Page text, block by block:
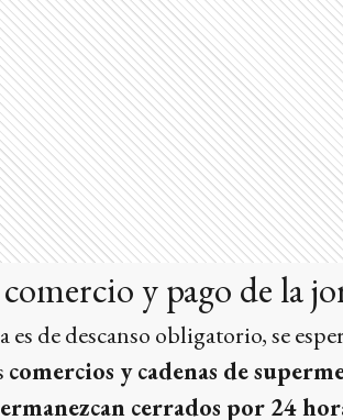
y pago de la
es de descanso obligatorio, se
comercios y cadenas de
cerrados por 24